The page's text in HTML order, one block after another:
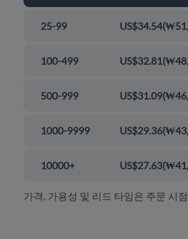
25-99 US$34.54(
100-499 US$32.81(
500-999 US$31.09(
1000-9999 US$29.36(
10000+ US$27.63(
가격, 가용성 및 리드 타임은 주문 시